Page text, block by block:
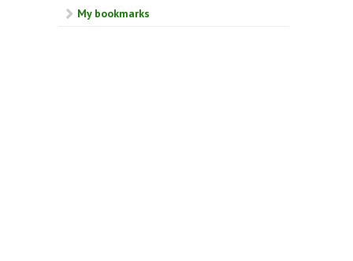
My bookmarks